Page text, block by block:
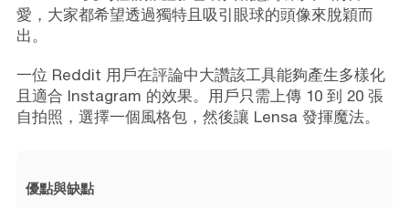
愛，大家都希望透過獨特且吸引眼球的頭像來脫穎而
出。
一位 Reddit 用戶在評論中大讚該工具能夠產生多樣化
且適合 Instagram 的效果。用戶只需上傳 10 到 20 張
自拍照，選擇一個風格包，然後讓 Lensa 發揮魔法。
優點與缺點